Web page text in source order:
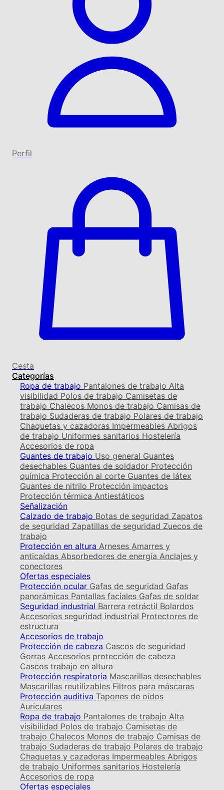
Perfil
Cesta
Categorías
Ropa de trabajo Pantalones de trabajo Alta
visibilidad Polos de trabajo Camisetas de
trabajo Chalecos Monos de trabajo Camisas de
trabajo Sudaderas de trabajo Polares de trabajo
Chaquetas y cazadoras Impermeables Abrigos
de trabajo Uniformes sanitarios Hostelería
Accesorios de ropa
Guantes de trabajo Uso general Guantes
desechables Guantes de soldador Protección
química Protección al corte Guantes de látex
Guantes de nitrilo Protección impactos
Protección térmica Antiestáticos
Señalización
Calzado de trabajo Botas de seguridad Zapatos
de seguridad Zapatillas de seguridad Zuecos de
trabajo
Protección en altura Arneses Amarres y
anticaídas Absorbedores de energía Anclajes y
conectores
Ofertas especiales
Protección ocular Gafas de seguridad Gafas
panorámicas Pantallas faciales Gafas de soldar
Seguridad industrial Barrera retráctil Bolardos
Accesorios seguridad industrial Protectores de
estructura
Accesorios de trabajo
Protección de cabeza Cascos de seguridad
Gorras Accesorios protección de cabeza
Cascos trabajo en altura
Protección respiratoria Mascarillas desechables
Mascarillas reutilizables Filtros para máscaras
Protección auditiva Tapones de oídos
Auriculares
Ropa de trabajo Pantalones de trabajo Alta
visibilidad Polos de trabajo Camisetas de
trabajo Chalecos Monos de trabajo Camisas de
trabajo Sudaderas de trabajo Polares de trabajo
Chaquetas y cazadoras Impermeables Abrigos
de trabajo Uniformes sanitarios Hostelería
Accesorios de ropa
Ofertas especiales